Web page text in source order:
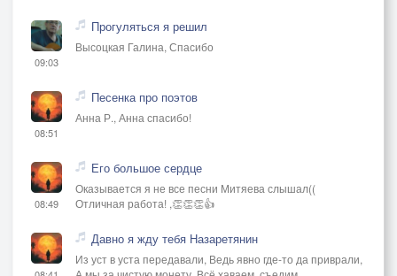
09:03
Прогуляться я решил
Высоцкая Галина, Спасибо
08:51
Песенка про поэтов
Анна Р., Анна спасибо!
08:49
Его большое сердце
Оказывается я не все песни Митяева слышал((
Отличная работа! ,👏👏👏👍
Давно я жду тебя Назаретянин
Из уст в уста передавали, Ведь явно где-то да приврали,